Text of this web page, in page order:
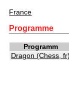
France
Programme
Programm
Dragon (Chess, fr)